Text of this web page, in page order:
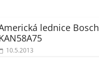
lednice Bosch
10.5.2013